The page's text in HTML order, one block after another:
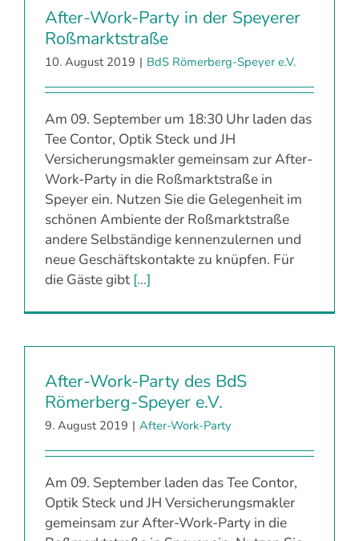
After-Work-Party in der Speyerer
Roßmarktstraße
10. August 2019 | BdS Römerberg-Speyer e.V.
Am 09. September um 18:30 Uhr laden das
Tee Contor, Optik Steck und JH
Versicherungsmakler gemeinsam zur After-
Work-Party in die Roßmarktstraße in
Speyer ein. Nutzen Sie die Gelegenheit im
schönen Ambiente der Roßmarktstraße
andere Selbständige kennenzulernen und
neue Geschäftskontakte zu knüpfen. Für
die Gäste gibt [...]
After-Work-Party des BdS
Römerberg-Speyer e.V.
9. August 2019 | After-Work-Party
Am 09. September laden das Tee Contor,
Optik Steck und JH Versicherungsmakler
gemeinsam zur After-Work-Party in die